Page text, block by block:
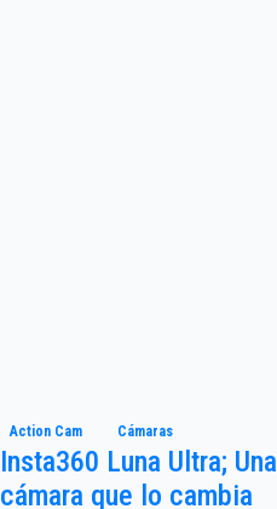
Action Cam Cámaras
Insta360 Luna Ultra; Una
cámara que lo cambia